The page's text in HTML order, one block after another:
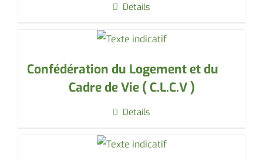
Details
Confédération du Logement et du
Cadre de Vie ( C.L.C.V )
Details